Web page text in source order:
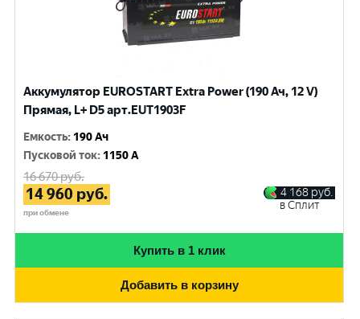
Аккумулятор EUROSTART Extra Power (190 Ач, 12 V)
Прямая, L+ D5 арт.EUT1903F
Емкость: 190 Ач
Пусковой ток: 1150 A
16 670руб.
14 960 руб.
при обмене
4 168 руб.
в Сплит
Купить в 1 клик
Добавить в корзину